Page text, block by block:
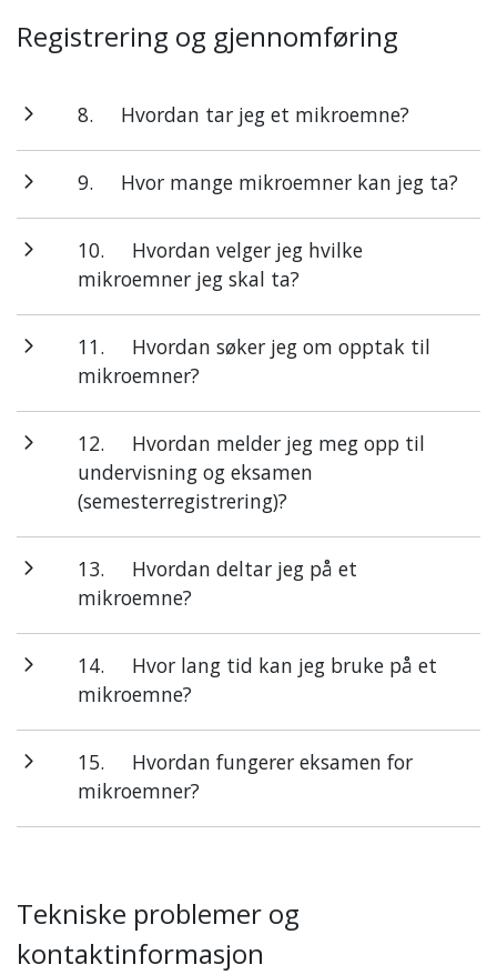
Registrering og gjennomføring
8. Hvordan tar jeg et mikroemne?
9. Hvor mange mikroemner kan jeg ta?
10.
Hvordan velger jeg hvilke
mikroemner jeg skal ta?
11.
Hvordan søker jeg om opptak til
mikroemner?
12.
Hvordan melder jeg meg opp til
undervisning og eksamen
(semesterregistrering)?
13.
Hvordan deltar jeg på et
mikroemne?
14.
Hvor lang tid kan jeg bruke på et
mikroemne?
15.
Hvordan fungerer eksamen for
mikroemner?
Tekniske problemer og
kontaktinformasjon